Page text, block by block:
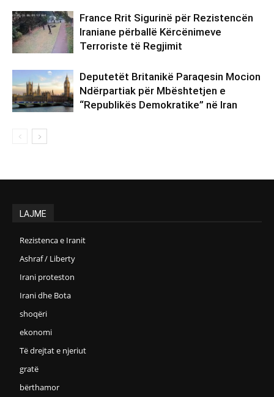
France Rrit Sigurinë për Rezistencën
Iraniane përballë Kërcënimeve
Terroriste të Regjimit
Deputetët Britanikë Paraqesin Mocion
Ndërpartiak për Mbështetjen e
“Republikës Demokratike” në Iran
LAJME
Rezistenca e Iranit
Ashraf / Liberty
Irani proteston
Irani dhe Bota
shoqëri
ekonomi
Të drejtat e njeriut
gratë
bërthamor